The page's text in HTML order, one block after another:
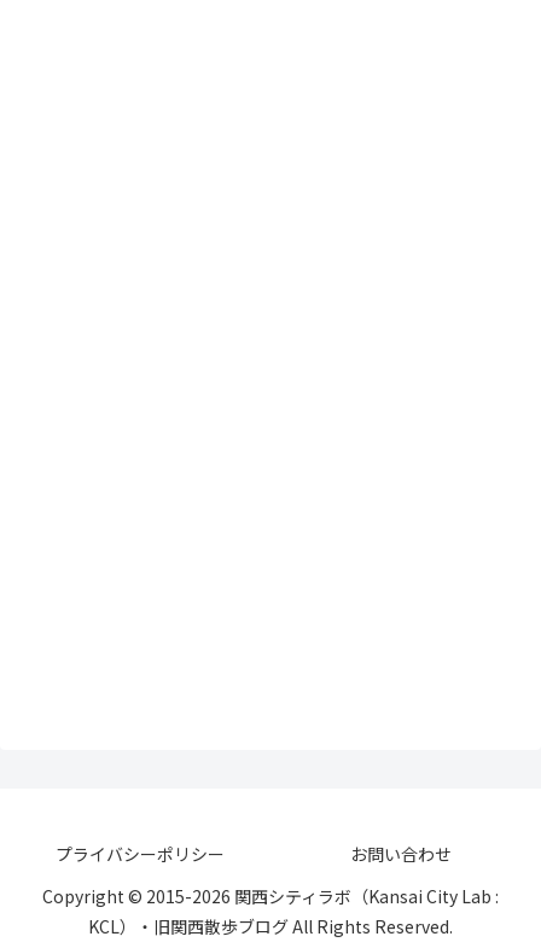
プライバシーポリシー
お問い合わせ
Copyright © 2015-2026 関西シティラボ（Kansai City Lab :
KCL）・旧関西散歩ブログ All Rights Reserved.